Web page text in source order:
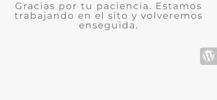
Gracias por tu paciencia. Estamos
trabajando en el sito y volveremos
enseguida.